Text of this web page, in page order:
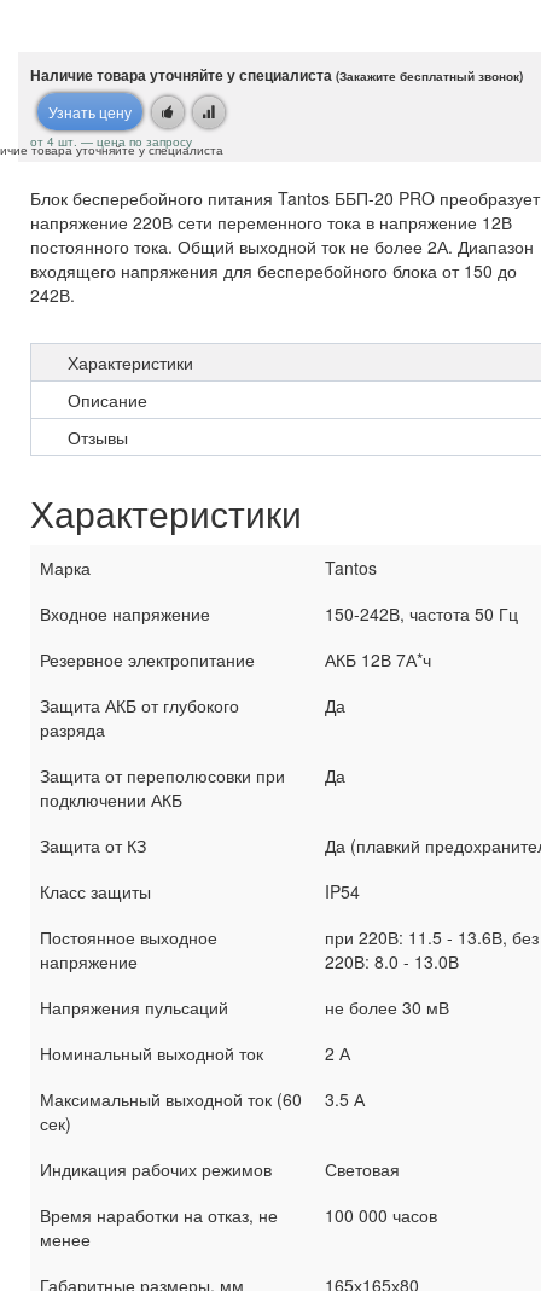
Наличие товара уточняйте у специалиста (Закажите бесплатный звонок)
Узнать цену
товара уточняйте у специалиста
от 4 шт. — цена по запросу
Блок бесперебойного питания Tantos ББП-20 PRO преобразует
напряжение 220В сети переменного тока в напряжение 12В
постоянного тока. Общий выходной ток не более 2А. Диапазон
входящего напряжения для бесперебойного блока от 150 до
242В.
Характеристики
Описание
Отзывы
Характеристики
Марка
Tantos
Входное напряжение
150-242В, частота 50 Гц
Резервное электропитание
АКБ 12В 7А*ч
Защита АКБ от глубокого
разряда
Да
Защита от переполюсовки при
подключении АКБ
Да
Защита от КЗ
Да (плавкий
Класс защиты
IP54
Постоянное выходное
напряжение
при 220В: 11.5 - 13.6В, без
220В: 8.0 - 13.0В
Напряжения пульсаций
не более 30 мВ
Номинальный выходной ток
2 А
Максимальный выходной ток (60
сек)
3.5 А
Индикация рабочих режимов
Световая
Время наработки на отказ, не
менее
100 000 часов
Габаритные размеры, мм 165х165х80